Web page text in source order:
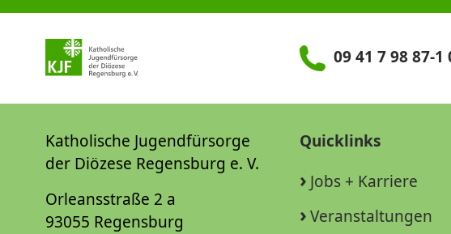
09 41 7 98 87-1
Katholische Jugendfürsorge
der Diözese Regensburg e. V.
Orleansstraße 2 a
93055 Regensburg
Quicklinks
Jobs + Karriere
Veranstaltungen